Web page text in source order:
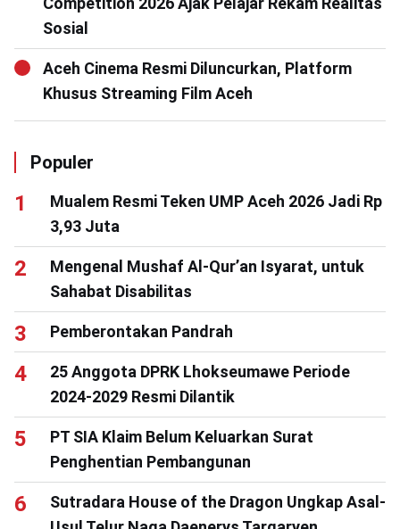
Sosial
Aceh Cinema Resmi Diluncurkan, Platform
Khusus Streaming Film Aceh
Populer
Mualem Resmi Teken UMP Aceh 2026 Jadi Rp
3,93 Juta
Mengenal Mushaf Al-Qur’an Isyarat, untuk
Sahabat Disabilitas
Pemberontakan Pandrah
25 Anggota DPRK Lhokseumawe Periode
2024-2029 Resmi Dilantik
PT SIA Klaim Belum Keluarkan Surat
Penghentian Pembangunan
Sutradara House of the Dragon Ungkap Asal-